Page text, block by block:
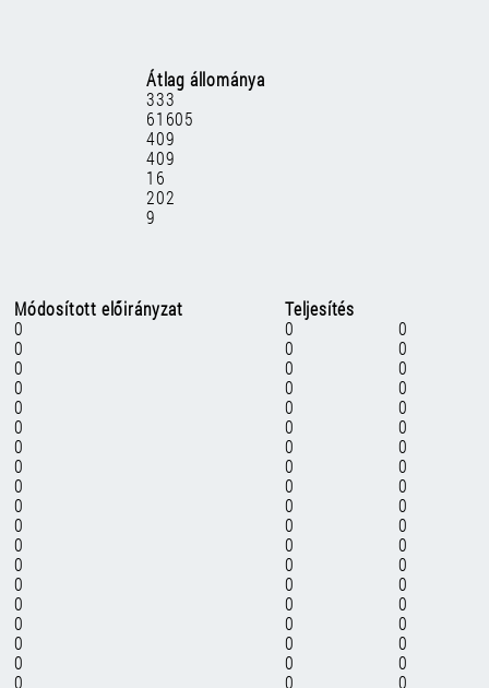
Átlag állománya
333
61605
409
409
16
202
9
Módosított előirányzat
Teljesítés
0 0
0
0 0
0
0 0
0
0 0
0
0 0
0
0 0
0
0 0
0
0 0
0
0 0
0
0 0
0
0 0
0
0 0
0
0 0
0
0 0
0
0 0
0
0 0
0
0 0
0
0 0
0
0 0
0